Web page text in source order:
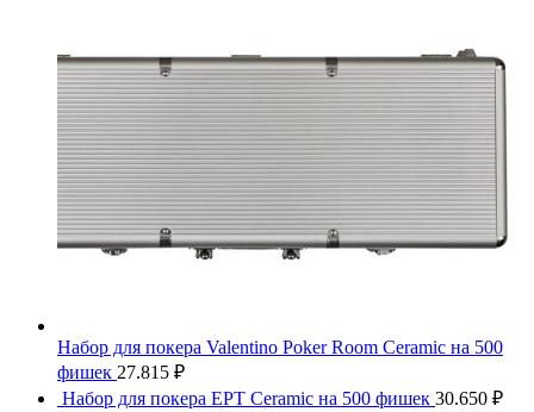
Набор для покера Valentino Poker Room Ceramic на 500
фишек 27.815 ₽
Набор для покера EPT Ceramic на 500 фишек 30.650 ₽